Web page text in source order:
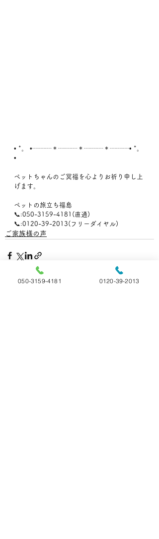
• *。 •┈┈┈＊┈┈┈＊┈┈┈＊┈┈┈• *。
•
ペットちゃんのご冥福を心よりお祈り申し上
げます。
ペットの旅立ち福島
📞:050-3159-4181(直通)
📞:0120-39-2013(フリーダイヤル)
ご家族様の声
050-3159-4181 0120-39-2013